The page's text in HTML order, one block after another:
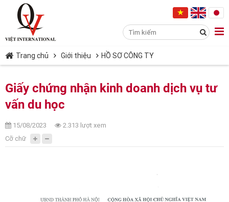
Trang chủ Giới thiệu HỒ SƠ CÔNG TY
Giấy chứng nhận kinh doanh dịch vụ tư
vấn du học
15/08/2023
2.313 lượt xem
Cỡ chữ